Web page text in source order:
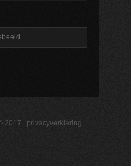
2017 | privacyverklaring